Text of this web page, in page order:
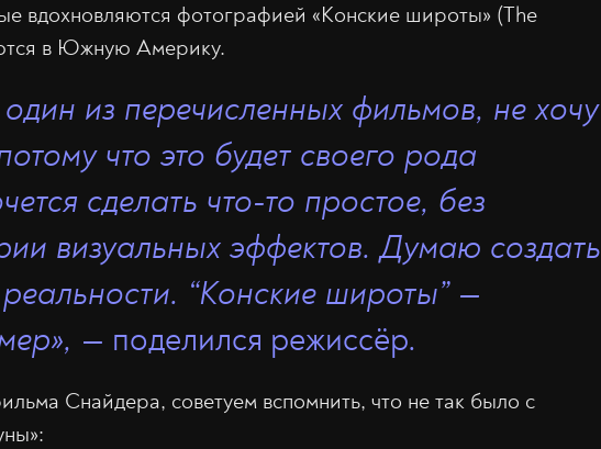
вдохновляются фотографией «Конские широты» (The
в Южную Америку.
из перечисленных фильмов, не хочу
что это будет своего рода
сделать что-то простое, без
визуальных эффектов. Думаю создать
“Конские широты” —
— поделился режиссёр.
Снайдера, советуем вспомнить, что не так было с